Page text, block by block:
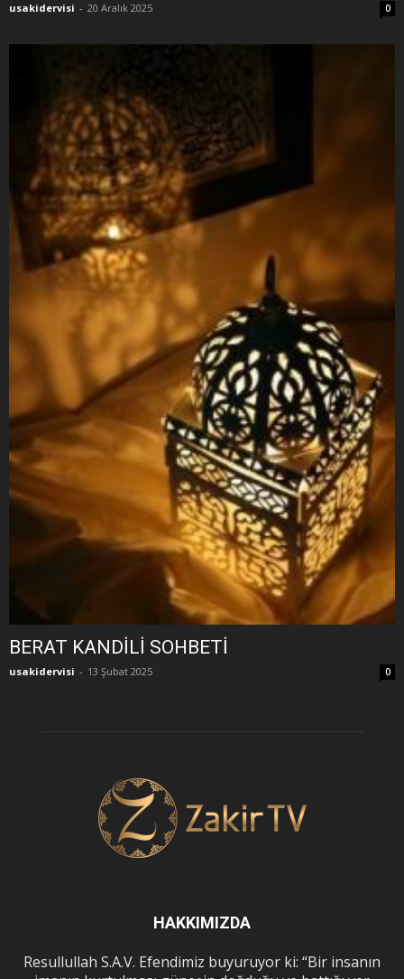
usakidervisi - 20 Aralık 2025 0
BERAT KANDİLİ SOHBETİ
usakidervisi - 13 Şubat 2025 0
HAKKIMIZDA
Resullullah S.A.V. Efendimiz buyuruyor ki: “Bir insanın